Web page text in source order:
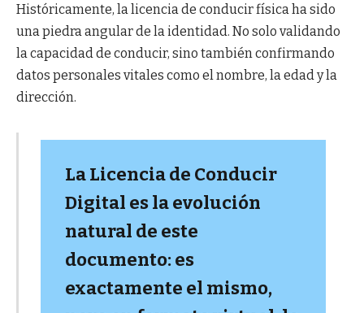
Históricamente, la licencia de conducir física ha sido
una piedra angular de la identidad. No solo validando
la capacidad de conducir, sino también confirmando
datos personales vitales como el nombre, la edad y la
dirección.
La Licencia de Conducir
Digital es la evolución
natural de este
documento: es
exactamente el mismo,